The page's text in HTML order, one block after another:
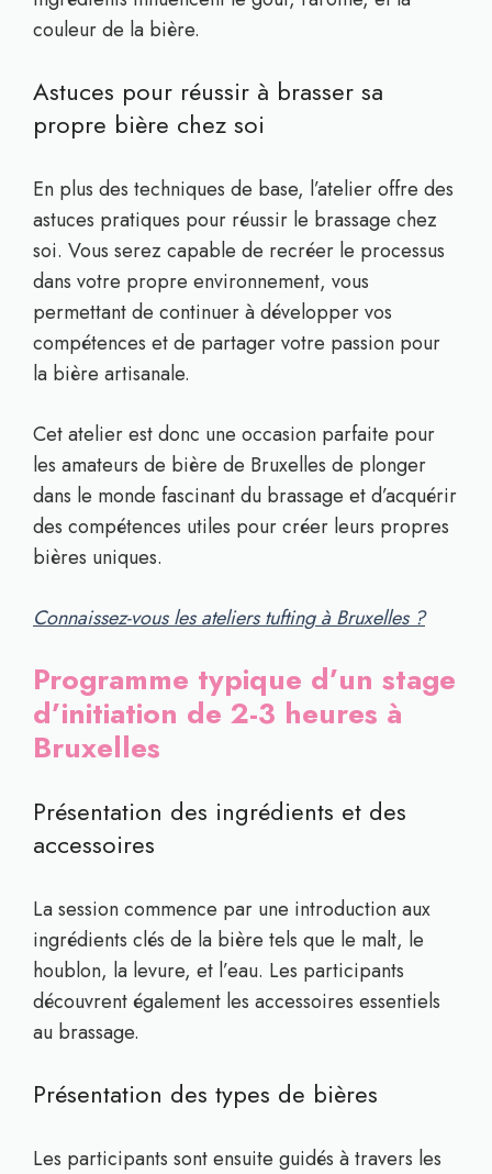
couleur de la bière.
Astuces pour réussir à brasser sa
propre bière chez soi
En plus des techniques de base, l’atelier offre des
astuces pratiques pour réussir le brassage chez
soi. Vous serez capable de recréer le processus
dans votre propre environnement, vous
permettant de continuer à développer vos
compétences et de partager votre passion pour
la bière artisanale.
Cet atelier est donc une occasion parfaite pour
les amateurs de bière de Bruxelles de plonger
dans le monde fascinant du brassage et d’acquérir
des compétences utiles pour créer leurs propres
bières uniques.
Connaissez-vous les ateliers tufting à Bruxelles ?
Programme typique d’un stage
d’initiation de 2-3 heures à
Bruxelles
Présentation des ingrédients et des
accessoires
La session commence par une introduction aux
ingrédients clés de la bière tels que le malt, le
houblon, la levure, et l’eau. Les participants
découvrent également les accessoires essentiels
au brassage.
Présentation des types de bières
Les participants sont ensuite guidés à travers les